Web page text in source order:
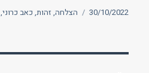
פורסם
30/10/2022 תגיות
הצלחה, זהות, כאב כרוני,